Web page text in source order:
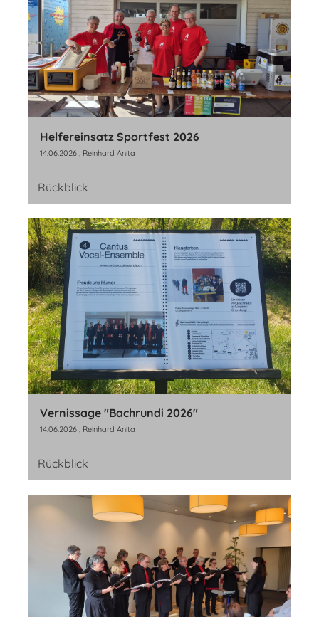
Helfereinsatz Sportfest 2026
14.06.2026 , Reinhard Anita
Rückblick
Vernissage "Bachrundi 2026"
14.06.2026 , Reinhard Anita
Rückblick